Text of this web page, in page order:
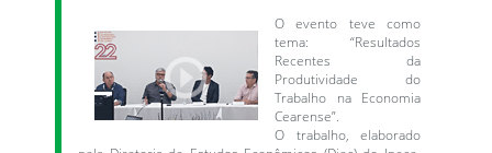
O evento teve como
tema: “Resultados
Recentes da
Produtividade do
Trabalho na Economia
Cearense”.
O trabalho, elaborado